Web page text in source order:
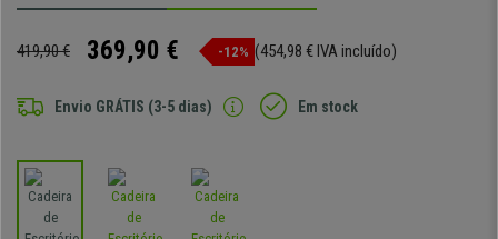
419,90 € 369,90 € -12% (454,98 € IVA incluído)
Envio GRÁTIS (3-5 dias) Em stock